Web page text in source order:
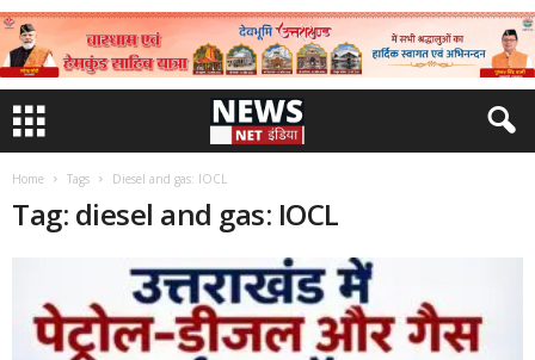
Home Tags Diesel and gas: IOCL
Tag: diesel and gas: IOCL